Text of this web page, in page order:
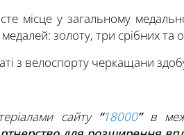
місце у загальному
золоту, три срібних та
з велоспорту черкащани
сайту “18000” в